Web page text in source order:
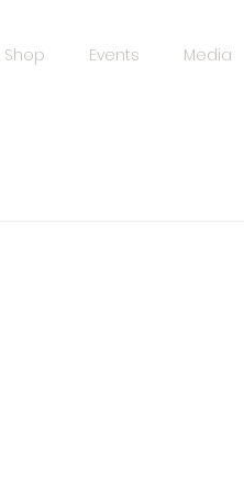
Shop Events Media